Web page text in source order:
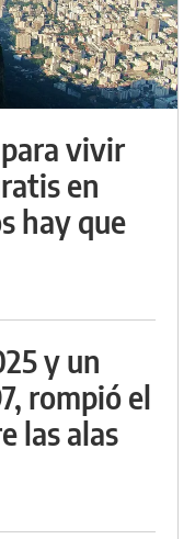
vivir
en
hay que
y un
rompió el
las alas